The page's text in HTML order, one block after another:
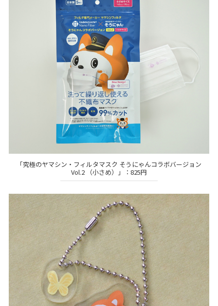
「究極のヤマシン・フィルタマスク そうにゃんコラボバージョン
Vol.2 （小さめ）」：825円